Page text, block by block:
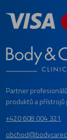
Partner
produktů a přístrojů
+420 608 004 321